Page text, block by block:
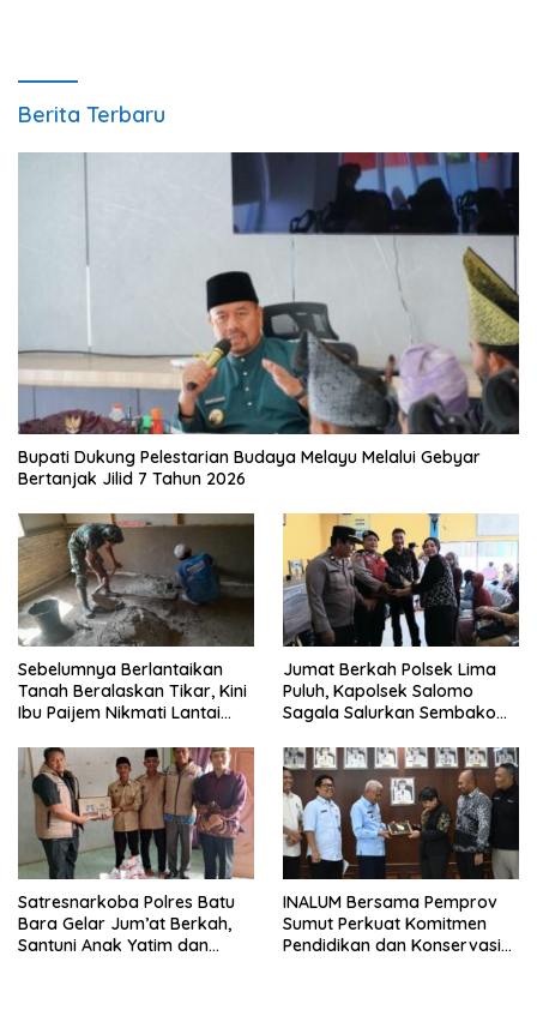
Berita Terbaru
Bupati Dukung Pelestarian Budaya Melayu Melalui Gebyar
Bertanjak Jilid 7 Tahun 2026
Sebelumnya Berlantaikan
Tanah Beralaskan Tikar, Kini
Ibu Paijem Nikmati Lantai
Satgas TMMD Ke-129 Kodim
0208/Asahan
Jumat Berkah Polsek Lima
Puluh, Kapolsek Salomo
Sagala Salurkan Sembako
Gambus
Satresnarkoba Polres Batu
Bara Gelar Jum’at Berkah,
Santuni Anak Yatim dan
INALUM Bersama Pemprov
Sumut Perkuat Komitmen
Pendidikan dan Konservasi